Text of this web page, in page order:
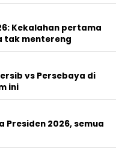
Kekalahan pertama
tak mentereng
vs Persebaya di
ini
Presiden 2026, semua